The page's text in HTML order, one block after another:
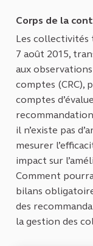
Corps de la
Les collectivités
7 août 2015,
aux
comptes (CRC),
comptes
il n’existe pas
mesurer
impact sur
Comment
bilans
des
la gestion des